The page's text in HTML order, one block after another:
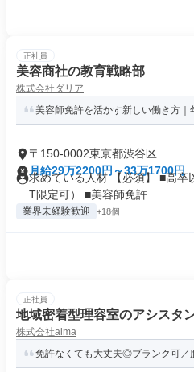
正社員
美容商社の教育戦略部
株式会社ダリア
美容師免許を活かす新しい働き方｜
〒150-0002東京都渋谷区
月給29万2200円～33万1700円
求めている人材 【必須】 ■高卒
T限定可） ■美容師免許...
業界未経験歓迎 +18個
正社員
地域密着型理容室のアシスタ
株式会社alma
免許なくても大丈夫◎ブランク可／